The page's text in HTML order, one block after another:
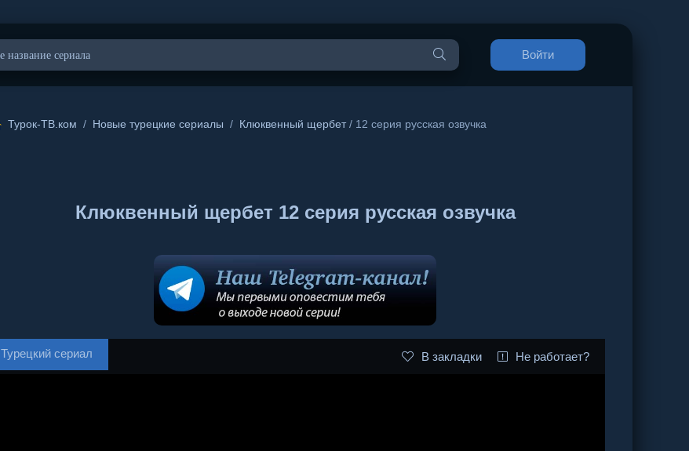
Войти
Турок-ТВ.ком / Новые турецкие сериалы / Клюквенный щербет/ 12 серия русская озвучка
Клюквенный щербет 12 серия русская озвучка
Турецкий сериал В закладки Не работает?